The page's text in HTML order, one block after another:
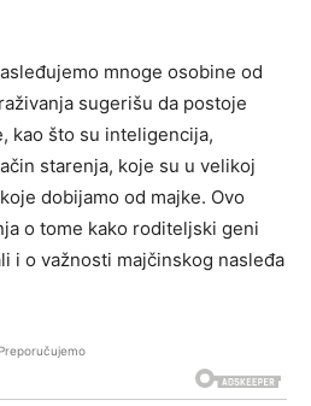
mnoge osobine od
sugerišu da postoje
kao što su inteligencija,
starenja, koje su u velikoj
dobijamo od majke. Ovo
o tome kako roditeljski geni
i o važnosti majčinskog nasleđa
Preporučujemo